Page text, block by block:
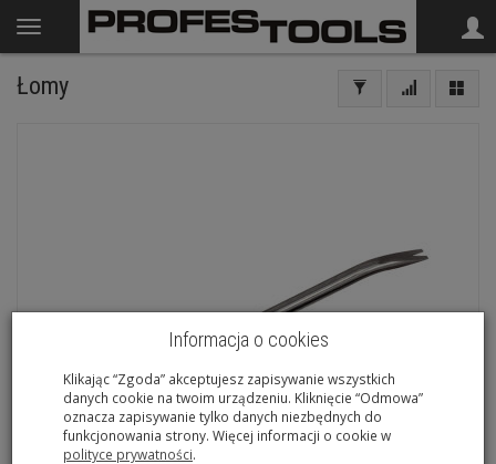
Łomy
Informacja o cookies
Klikając “Zgoda” akceptujesz zapisywanie wszystkich
danych cookie na twoim urządzeniu. Kliknięcie “Odmowa”
oznacza zapisywanie tylko danych niezbędnych do
funkcjonowania strony. Więcej informacji o cookie w
polityce prywatności.